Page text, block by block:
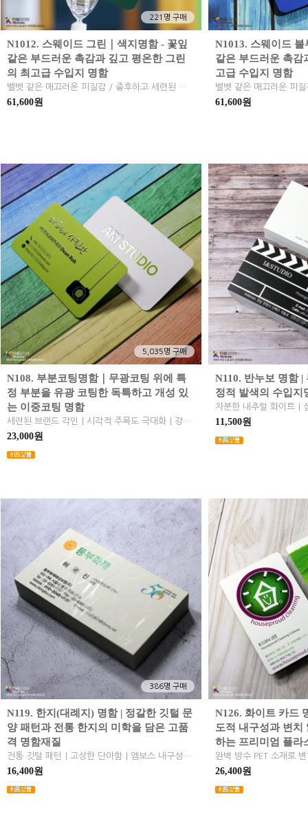
221명 구매
N1012. 스웨이드 그린｜색지명함 - 꽃잎
같은 부드러운 촉감과 깊고 평온한 그린
의 최고급 수입지 명함
벨벳 같은 매끄러운 피질감 / 중후하고 세련된 무광 포레스트 그린 / 지문과 흠집에 강한 고밀도 내구성 / 브랜드 심볼의 지적인 이미지 구현과 하이엔드 가치 완성
61,600원
N1013. 스웨이드
같은 부드러운 촉감
고급 수입지 명함
61,600원
5,035명 구매
N108. 부분코팅명함｜무광코팅 위에 특
정 부분을 유광 코팅한 독특하고 개성 있
는 이중코팅 명함
세련된 브랜드 각인｜시각적 주목도 극대화｜강렬한 첫인상｜이중코팅명함｜부분 유광코팅 명함
23,000원
N110. 반누보 명함 |
정적 발색의 수입지
11,500원
386명 구매
N119. 한지(대례지) 명함 | 정갈한 깃털 문
양 패턴과 전통 한지의 미학을 담은 고품
격 명함재질
전통 깃털 패턴｜고상한 단아함｜엠보스 내구성｜동양적 미학 구현｜여백의 미 최적화｜한지명함｜대례지명함
16,400원
N126. 화이트 카드
도적 내구성과 변치
하는 프리미엄 플라
26,400원